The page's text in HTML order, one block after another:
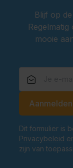
Blijf op
mooie
Aanmelden
Dit formulier is
Privacybeleid
zijn van